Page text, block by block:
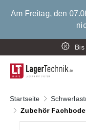
springen
Am Freitag, den
Startseite
Zubehör